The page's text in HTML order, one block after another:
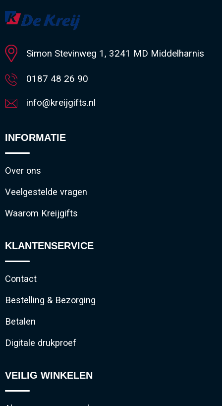
Minimale afname: 50
Simon Stevinweg 1, 3241 MD Middelharnis
0187 48 26 90
info@kreijgifts.nl
INFORMATIE
Over ons
Veelgestelde vragen
Waarom Kreijgifts
KLANTENSERVICE
Contact
Bestelling & Bezorging
Betalen
Digitale drukproef
VEILIG WINKELEN